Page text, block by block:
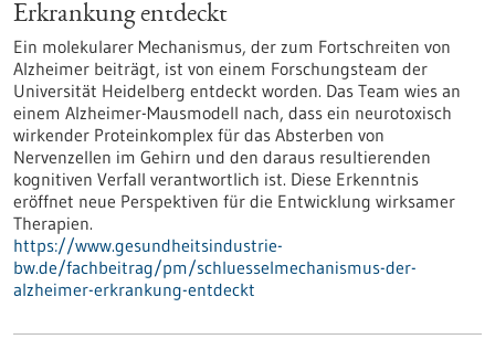
Erkrankung entdeckt
Ein molekularer Mechanismus, der zum Fortschreiten von
Alzheimer beiträgt, ist von einem Forschungsteam der
Universität Heidelberg entdeckt worden. Das Team wies an
einem Alzheimer-Mausmodell nach, dass ein neurotoxisch
wirkender Proteinkomplex für das Absterben von
Nervenzellen im Gehirn und den daraus resultierenden
kognitiven Verfall verantwortlich ist. Diese Erkenntnis
eröffnet neue Perspektiven für die Entwicklung wirksamer
Therapien.
https://www.gesundheitsindustrie-
bw.de/fachbeitrag/pm/schluesselmechanismus-der-
alzheimer-erkrankung-entdeckt